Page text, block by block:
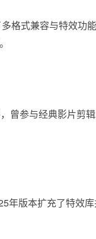
格式兼容与特效功
曾参与经典影片剪
年版本扩充了特效